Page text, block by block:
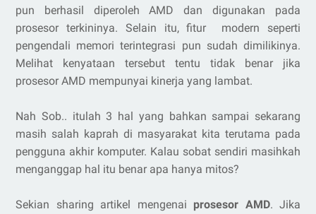
pun berhasil diperoleh AMD dan digunakan pada
prosesor terkininya. Selain itu, fitur modern seperti
pengendali memori terintegrasi pun sudah dimilikinya.
Melihat kenyataan tersebut tentu tidak benar jika
prosesor AMD mempunyai kinerja yang lambat.
Nah Sob.. itulah 3 hal yang bahkan sampai sekarang
masih salah kaprah di masyarakat kita terutama pada
pengguna akhir komputer. Kalau sobat sendiri masihkah
menganggap hal itu benar apa hanya mitos?
Sekian sharing artikel mengenai prosesor AMD. Jika